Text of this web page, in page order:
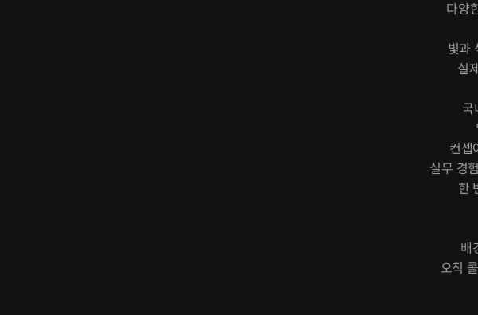
다양
빛과
실
국
컨셉
실무 경
한
배
오직